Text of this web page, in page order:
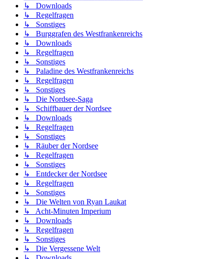
↳ Downloads
↳ Regelfragen
↳ Sonstiges
↳ Burggrafen des Westfrankenreichs
↳ Downloads
↳ Regelfragen
↳ Sonstiges
↳ Paladine des Westfrankenreichs
↳ Regelfragen
↳ Sonstiges
↳ Die Nordsee-Saga
↳ Schiffbauer der Nordsee
↳ Downloads
↳ Regelfragen
↳ Sonstiges
↳ Räuber der Nordsee
↳ Regelfragen
↳ Sonstiges
↳ Entdecker der Nordsee
↳ Regelfragen
↳ Sonstiges
↳ Die Welten von Ryan Laukat
↳ Acht-Minuten Imperium
↳ Downloads
↳ Regelfragen
↳ Sonstiges
↳ Die Vergessene Welt